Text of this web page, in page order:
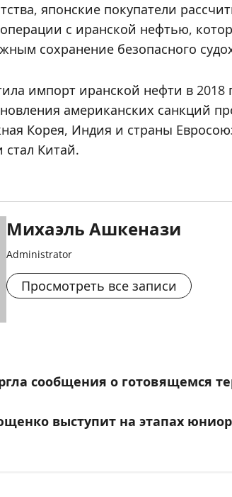
японские покупатели
с иранской нефтью,
сохранение безопасного
импорт иранской нефти в
американских санкций
Корея, Индия и страны
стал Китай.
Михаэль Ашкенази
Administrator
Просмотреть все записи
сообщения о готовящемся
выступит на этапах